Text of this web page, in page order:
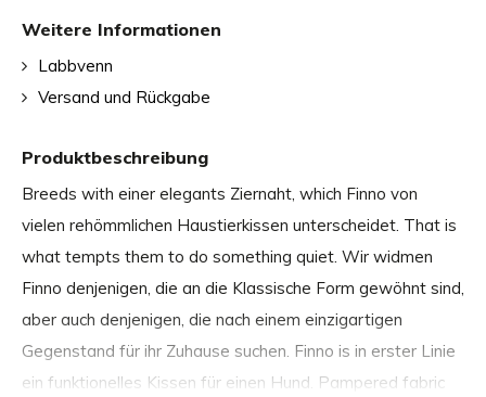
Produktbeschreibung
Breeds with einer elegants Ziernaht, which Finno von
vielen rehömmlichen Haustierkissen unterscheidet. That is
what tempts them to do something quiet. Wir widmen
Finno denjenigen, die an die Klassische Form gewöhnt sind,
aber auch denjenigen, die nach einem einzigartigen
Gegenstand für ihr Zuhause suchen. Finno is in erster Linie
ein funktionelles Kissen für einen Hund. Pampered fabric
Weitere Informationen
Labbvenn
Versand und Rückgabe